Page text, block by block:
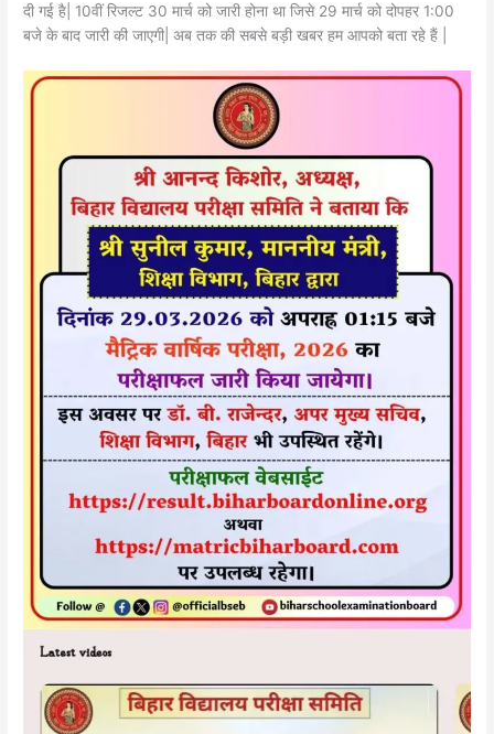
दी गई है| 10वीं रिजल्ट 30 मार्च को जारी होना था जिसे 29 मार्च को दोपहर 1:00
बजे के बाद जारी की जाएगी| अब तक की सबसे बड़ी खबर हम आपको बता रहे हैं |